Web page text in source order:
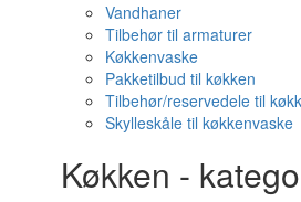
Vandhaner
Tilbehør til armaturer
Køkkenvaske
Pakketilbud til køkken
Tilbehør/reservedele til
Skylleskåle til køkkenvaske
Køkken -